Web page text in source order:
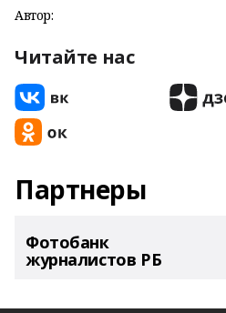
Автор:
Читайте нас
Партнеры
Фотобанк
журналистов РБ